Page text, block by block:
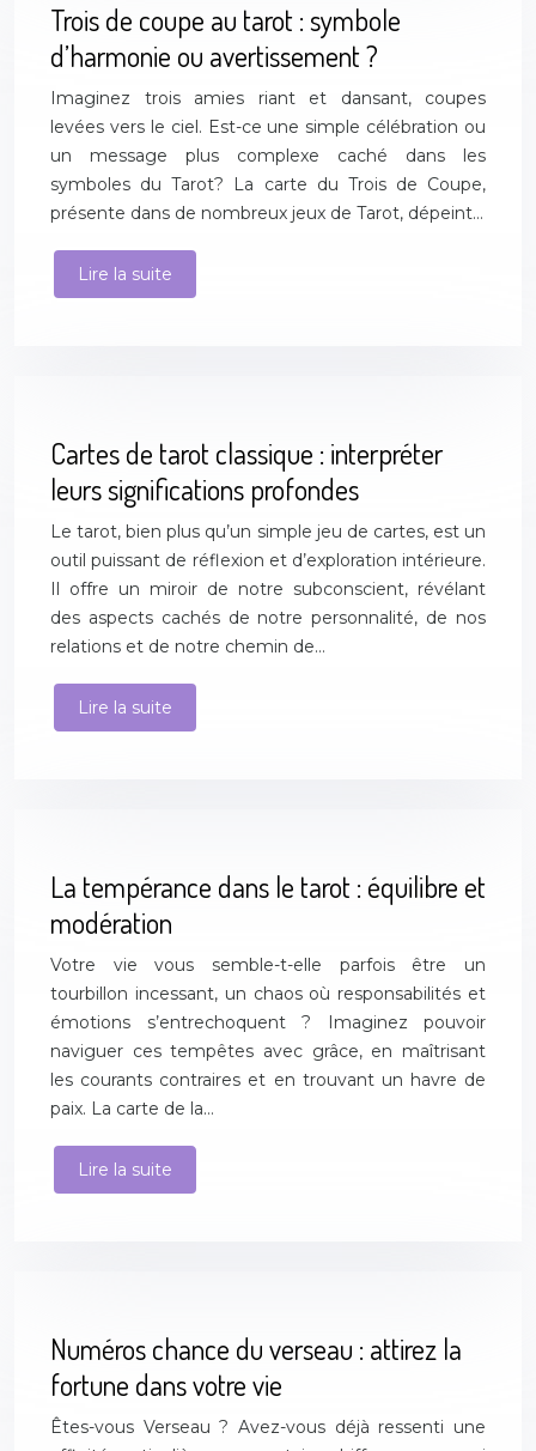
Trois de coupe au tarot : symbole
d’harmonie ou avertissement ?
Imaginez trois amies riant et dansant, coupes
levées vers le ciel. Est-ce une simple célébration ou
un message plus complexe caché dans les
symboles du Tarot? La carte du Trois de Coupe,
présente dans de nombreux jeux de Tarot, dépeint…
Lire la suite
Cartes de tarot classique : interpréter
leurs significations profondes
Le tarot, bien plus qu’un simple jeu de cartes, est un
outil puissant de réflexion et d’exploration intérieure.
Il offre un miroir de notre subconscient, révélant
des aspects cachés de notre personnalité, de nos
relations et de notre chemin de…
Lire la suite
La tempérance dans le tarot : équilibre et
modération
Votre vie vous semble-t-elle parfois être un
tourbillon incessant, un chaos où responsabilités et
émotions s’entrechoquent ? Imaginez pouvoir
naviguer ces tempêtes avec grâce, en maîtrisant
les courants contraires et en trouvant un havre de
paix. La carte de la…
Lire la suite
Numéros chance du verseau : attirez la
fortune dans votre vie
Êtes-vous Verseau ? Avez-vous déjà ressenti une